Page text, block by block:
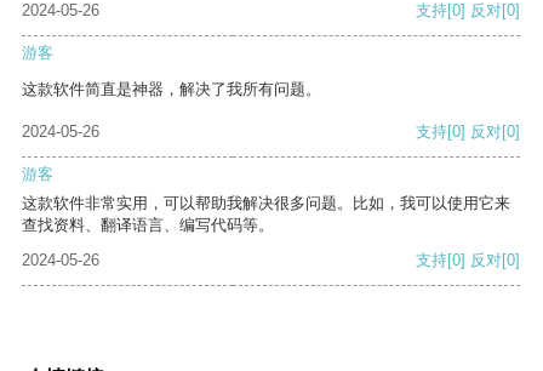
2024-05-26 支持[0] 反对[0]
游客
这款软件简直是神器，解决了我所有问题。
2024-05-26 支持[0] 反对[0]
游客
这款软件非常实用，可以帮助我解决很多问题。比如，我可以使用它来
查找资料、翻译语言、编写代码等。
2024-05-26
支持[0] 反对[0]